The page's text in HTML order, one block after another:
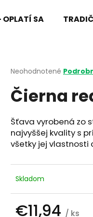
OPLATÍ SA
Priemerné
produktu
je
z
5
hviezdičiek.
Neohodnotené
Čierna
Šťava vyrobená zo
najvyššej kvality s
všetky jej vlastnosti
Skladom
€11,94 / ks
HĽADAŤ